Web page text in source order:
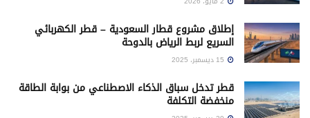
إطلاق مشروع قطار السعودية – قطر الكهربائي
السريع لربط الرياض بالدوحة
قطر تدخل سباق الذكاء الاصطناعي من بوابة الطاقة
منخفضة التكلفة